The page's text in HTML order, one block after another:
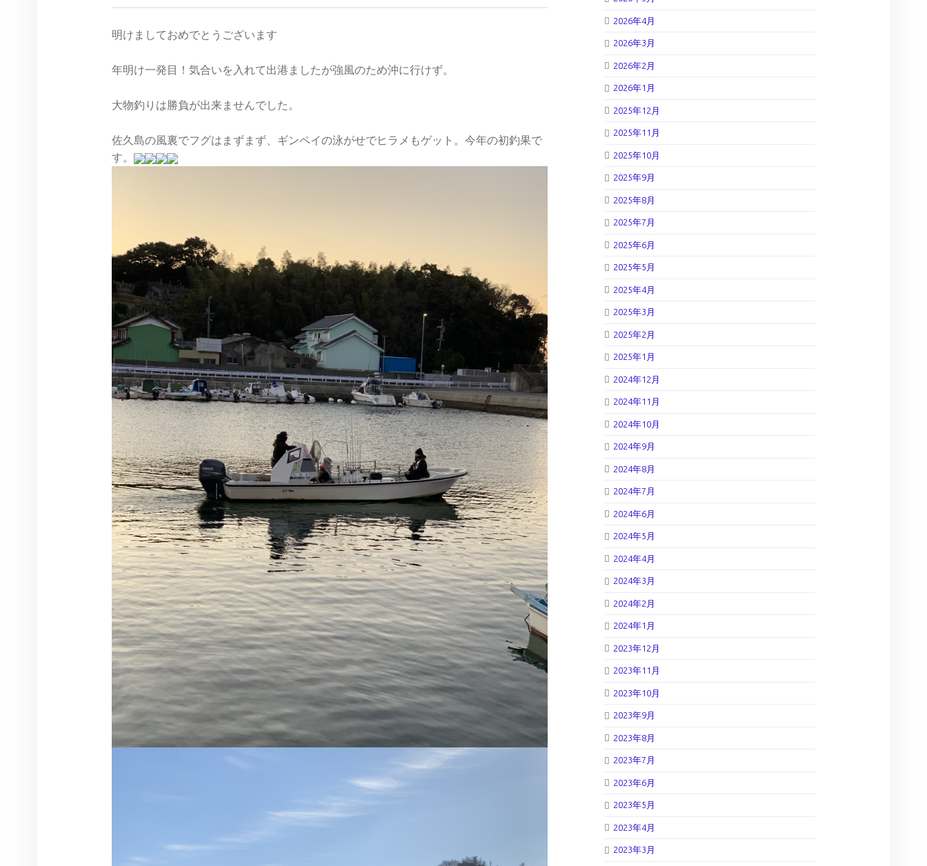
明けましておめでとうございます
年明け一発目！気合いを入れて出港ましたが強風のため沖に行けず。
大物釣りは勝負が出来ませんでした。
佐久島の風裏でフグはまずまず、ギンペイの泳がせでヒラメもゲット。今年の初釣果で
す。
2026年4月
2026年3月
2026年2月
2026年1月
2025年12月
2025年11月
2025年10月
2025年9月
2025年8月
2025年7月
2025年6月
2025年5月
2025年4月
2025年3月
2025年2月
2025年1月
2024年12月
2024年11月
2024年10月
2024年9月
2024年8月
2024年7月
2024年6月
2024年5月
2024年4月
2024年3月
2024年2月
2024年1月
2023年12月
2023年11月
2023年10月
2023年9月
2023年8月
2023年7月
2023年6月
2023年5月
2023年4月
2023年3月